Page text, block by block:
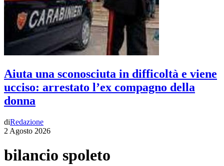
Aiuta una sconosciuta in difficoltà e viene
ucciso: arrestato l’ex compagno della
donna
diRedazione
2 Agosto 2026
bilancio spoleto